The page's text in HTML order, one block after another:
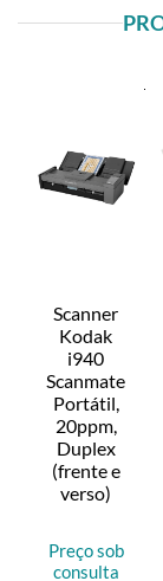
Scanner
Kodak
i940
Scanmate
Portátil,
20ppm,
Duplex
(frente e
verso)
Preço sob
consulta